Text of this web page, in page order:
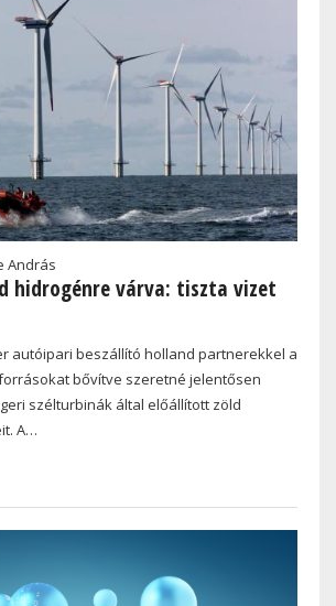
András
hidrogénre várva: tiszta vizet
autóipari beszállító holland partnerekkel a
bővítve szeretné jelentősen
szélturbinák által előállított zöld
A…